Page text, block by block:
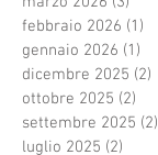
febbraio 2026 (1)
gennaio 2026 (1)
dicembre 2025 (2)
ottobre 2025 (2)
settembre 2025 (2)
luglio 2025 (2)